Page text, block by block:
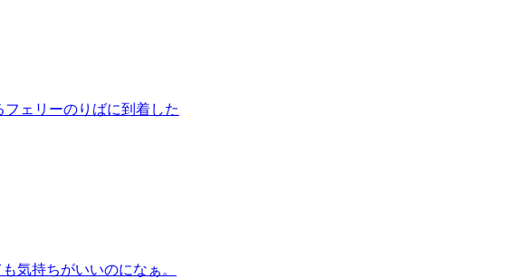
フェリーのりばに到着した
気持ちがいいのになぁ。